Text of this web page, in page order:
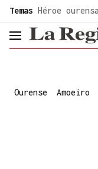
common.go-to-content
Temas Héroe
header.menu.open
Ourense Amoeiro